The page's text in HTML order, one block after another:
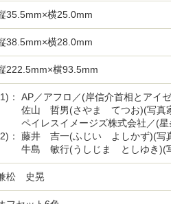
35.5mm×横25.0mm
38.5mm×横28.0mm
222.5mm×横93.5mm
： AP／アフロ／(岸信介首相とアイ
佐山 哲男(さやま てつお)(写真
ペイレスイメージズ株式会社／(
： 藤井 吉一(ふじい よしかず)(写
牛島 敏行(うしじま としゆき)(
松 史晃